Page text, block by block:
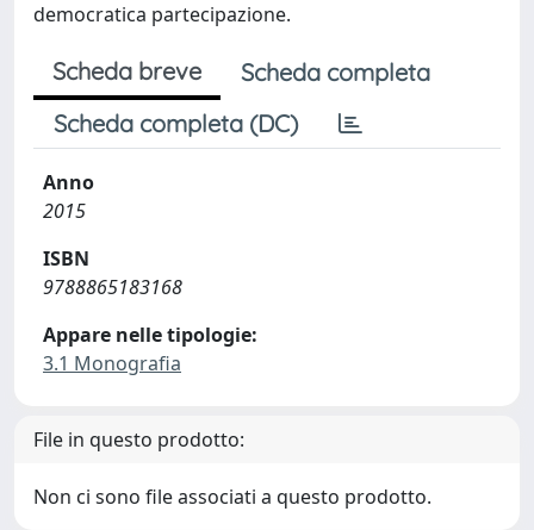
democratica partecipazione.
Scheda breve
Scheda completa
Scheda completa (DC)
Anno
2015
ISBN
9788865183168
Appare nelle tipologie:
3.1 Monografia
File in questo prodotto:
Non ci sono file associati a questo prodotto.